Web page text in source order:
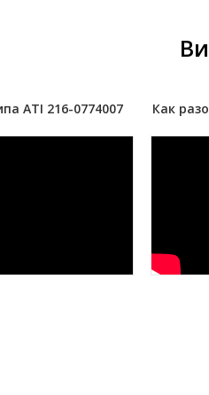
ATI 216-0774007 Как